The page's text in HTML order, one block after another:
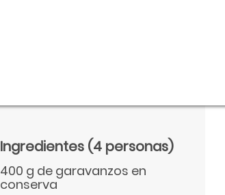
Ingredientes (4 personas)
400 g de garavanzos en
conserva